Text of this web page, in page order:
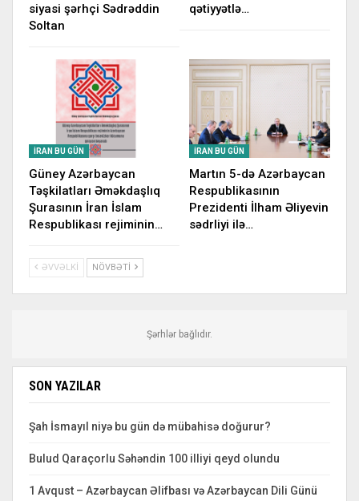
siyasi şərhçi Sədrəddin
Soltan
qətiyyətlə…
İRAN BU GÜN
Güney Azərbaycan
Təşkilatları Əməkdaşlıq
Şurasının İran İslam
Respublikası rejiminin…
İRAN BU GÜN
Martın 5-də Azərbaycan
Respublikasının
Prezidenti İlham Əliyevin
sədrliyi ilə…
ƏVVƏLKI NÖVBƏTI
Şərhlər bağlıdır.
SON YAZILAR
Şah İsmayıl niyə bu gün də mübahisə doğurur?
Bulud Qaraçorlu Səhəndin 100 illiyi qeyd olundu
1 Avqust – Azərbaycan Əlifbası və Azərbaycan Dili Günü